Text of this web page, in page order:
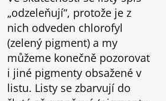
„odzeleňují“, protože je z
nich odveden chlorofyl
(zelený pigment) a my
můžeme konečně pozorovat
i jiné pigmenty obsažené v
listu. Listy se zbarvují do